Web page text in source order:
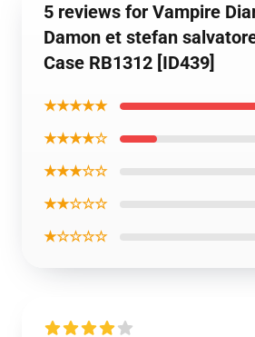
5 reviews for Vampire
Damon et stefan
Case RB1312 [ID439]
★★★★★
★★★★☆
★★★☆☆
★★☆☆☆
★☆☆☆☆